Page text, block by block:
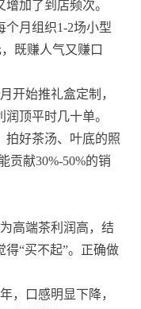
加了到店频次。
个月组织1-2场小型
既赚人气又赚口
开始推礼盒定制，
顶平时几十单。
拍好茶汤、叶底的照
贡献30%-50%的销
高端茶利润高，结
“买不起”。正确做
，口感明显下降，